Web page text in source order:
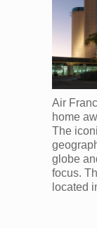
Air
home
The
globe
focus.
located